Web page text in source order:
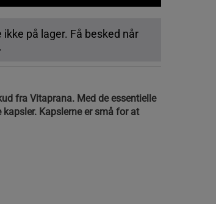
på lager. Få besked når
fra Vitaprana. Med de essentielle
Kapslerne er små for at